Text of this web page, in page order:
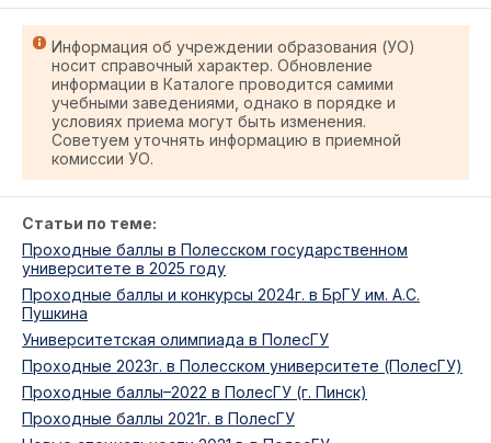
Информация об учреждении образования (УО)
носит справочный характер. Обновление
информации в Каталоге проводится самими
учебными заведениями, однако в порядке и
условиях приема могут быть изменения.
Советуем уточнять информацию в приемной
комиссии УО.
Статьи по теме:
Проходные баллы в Полесском государственном
университете в 2025 году
Проходные баллы и конкурсы 2024г. в БрГУ им. А.С.
Пушкина
Университетская олимпиада в ПолесГУ
Проходные 2023г. в Полесском университете (ПолесГУ)
Проходные баллы–2022 в ПолесГУ (г. Пинск)
Проходные баллы 2021г. в ПолесГУ